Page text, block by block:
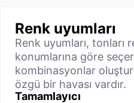
Renk uyumları
Renk uyumları, tonları
konumlarına göre
kombinasyonlar
özgü bir havası vardır.
Tamamlayıcı